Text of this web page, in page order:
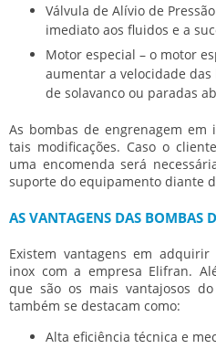
Válvula de Alívio de
imediato aos fluidos e a
Motor especial – o motor
aumentar a velocidade
de solavanco ou paradas
As bombas de engrenagem em
tais modificações. Caso o
uma encomenda será
suporte do equipamento diante
AS VANTAGENS DAS BOMBAS
Existem vantagens em adquirir
inox com a empresa Elifran.
que são os mais vantajosos
também se destacam como:
Alta eficiência técnica e